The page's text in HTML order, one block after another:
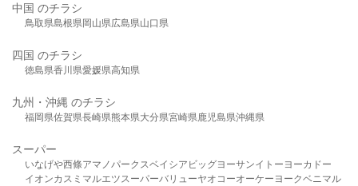
中国 のチラシ
鳥取県島根県岡山県広島県山口県
四国 のチラシ
徳島県香川県愛媛県高知県
九州・沖縄 のチラシ
福岡県佐賀県長崎県熊本県大分県宮崎県鹿児島県沖縄県
スーパー
いなげや西條アマノパークスベイシア ビッグヨーサンイトーヨーカドー
イオンカスミ マルエツスーパーバリューヤオコーオーケー ヨークベニマル